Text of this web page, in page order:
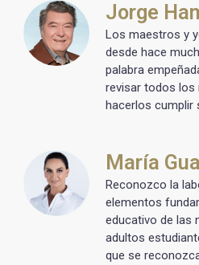
Jorge
Los maestros y
desde hace
palabra
revisar todos
hacerlos cumplir
María
Reconozco la
elementos
educativo de las
adultos
que se